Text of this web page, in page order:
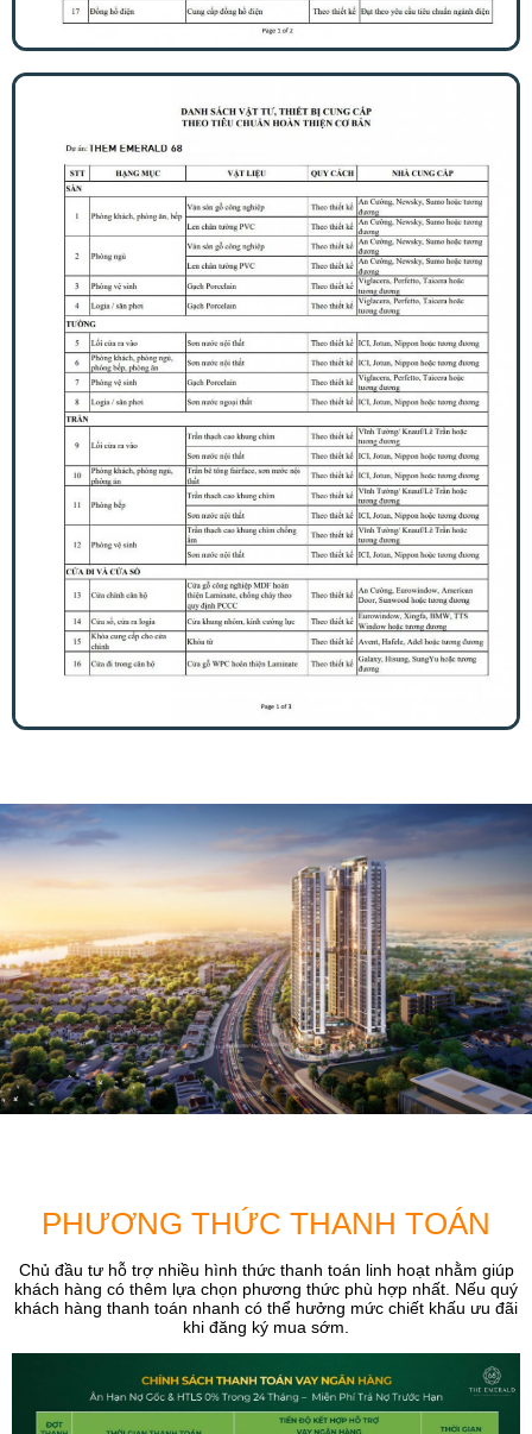
PHƯƠNG THỨC THANH TOÁN
Chủ đầu tư hỗ trợ nhiều hình thức thanh toán linh hoạt nhằm giúp
khách hàng có thêm lựa chọn phương thức phù hợp nhất. Nếu quý
khách hàng thanh toán nhanh có thể hưởng mức chiết khấu ưu đãi
khi đăng ký mua sớm.